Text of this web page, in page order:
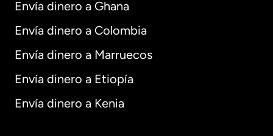
Envía dinero a Ghana
Envía dinero a Colombia
Envía dinero a Marruecos
Envía dinero a Etiopía
Envía dinero a Kenia